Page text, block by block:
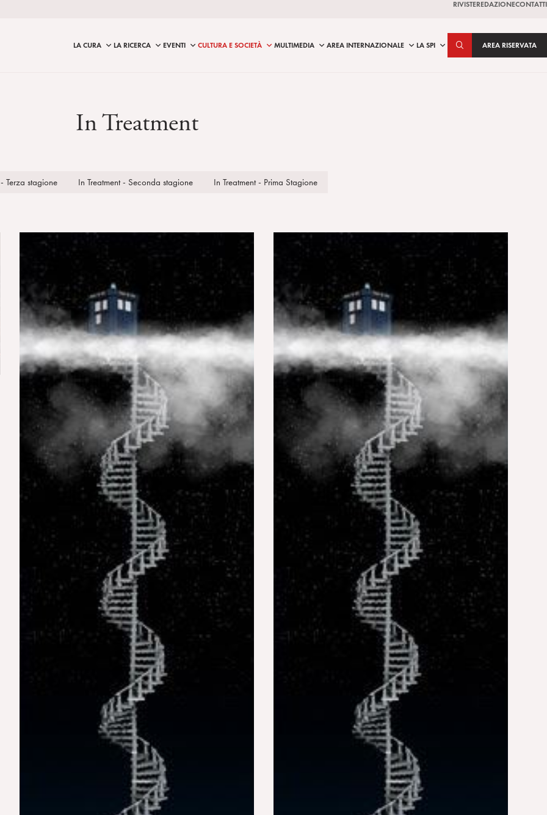
RIVISTEREDAZIONECONTATTI
LA CURA LA RICERCA EVENTI CULTURA E SOCIETÀ MULTIMEDIA AREA INTERNAZIONALE LA SPI AREA RISERVATA
In Treatment
Terza stagione In Treatment - Seconda stagione In Treatment - Prima Stagione